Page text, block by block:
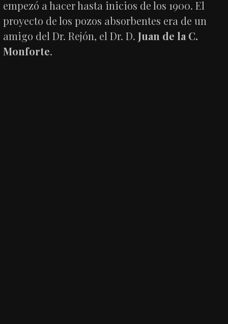
empezó a hacer hasta inicios de los 1900. El
proyecto de los pozos absorbentes era de un
amigo del Dr. Rejón, el Dr. D.Juan de la C.
Monforte.